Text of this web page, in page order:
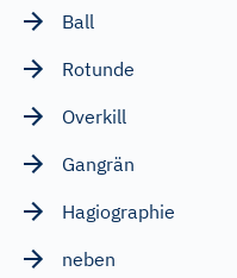
Ball
Rotunde
Overkill
Gangrän
Hagiographie
neben